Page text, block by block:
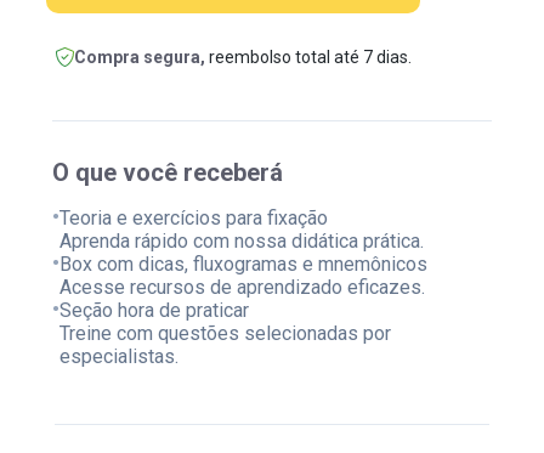
O que você receberá
•Teoria e exercícios para fixação
Aprenda rápido com nossa didática prática.
•Box com dicas, fluxogramas e mnemônicos
Acesse recursos de aprendizado eficazes.
•Seção hora de praticar
Treine com questões selecionadas por
especialistas.
Compra segura, reembolso total até 7 dias.